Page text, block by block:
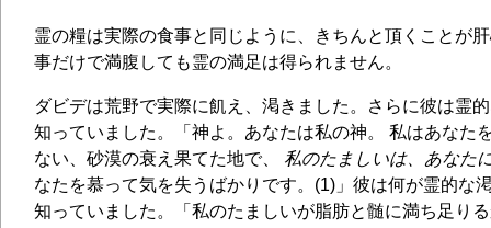
霊の糧は実際の食事と同じように、きちんと頂くことが
事だけで満腹しても霊の満足は得られません。
ダビデは荒野で実際に飢え、渇きました。さらに彼は霊
知っていました。「神よ。あなたは私の神。 私はあなた
ない、砂漠の衰え果てた地で、 私のたましいは、あなた
なたを慕って気を失うばかりです。(1)」彼は何が霊的な
知っていました。「私のたましいが脂肪と髄に満ち足り